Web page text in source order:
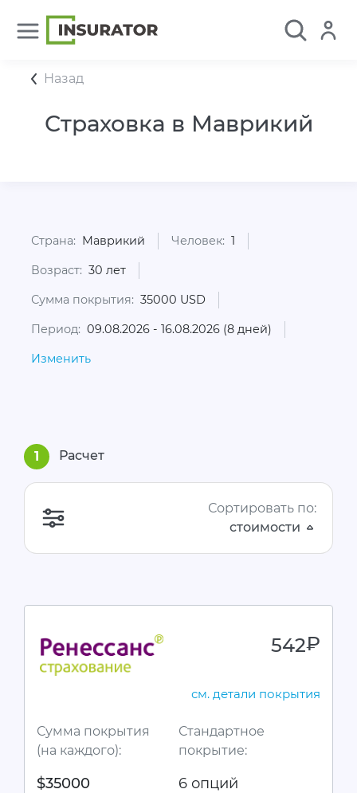
Назад
Страховка в Маврикий
Страна: Маврикий Человек: 1
Возраст: 30 лет
Сумма покрытия: 35000 USD
Период: 09.08.2026 - 16.08.2026 (8 дней)
Изменить
1 Расчет
Сортировать по:
стоимости
542руб.
см. детали покрытия
Сумма покрытия
(на каждого):
$35000
Стандартное
покрытие:
6 опций